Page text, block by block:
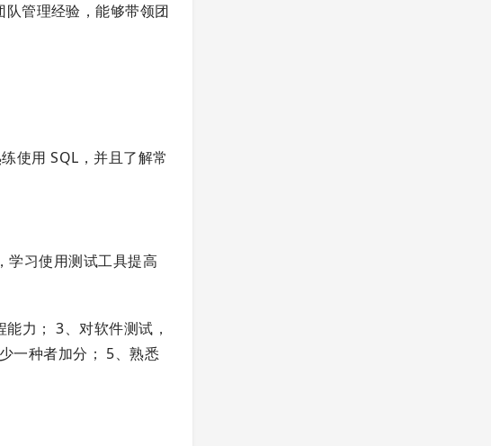
管理经验，能够带领团
使用 SQL，并且了解常
学习使用测试工具提高
力； 3、对软件测试，
一种者加分； 5、熟悉